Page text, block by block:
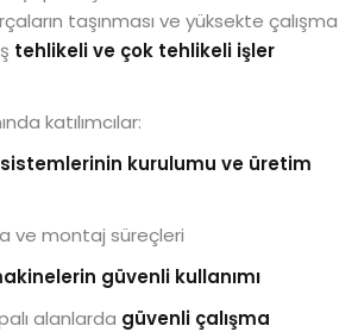
taşınması ve yüksekte çalışma
tehlikeli ve çok tehlikeli işler
katılımcılar:
kurulumu ve üretim
ve montaj süreçleri
güvenli kullanımı
alanlarda güvenli çalışma